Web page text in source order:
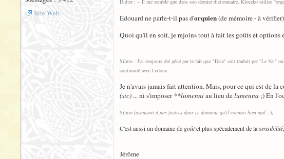
Site Web
Didier : -- Il me semble que dans son dernier dictionnaire, Kloczko utilise
Edouard ne parle-t-il pas d'orquien(de mémoire - à
Quoi qu'il en soit, je rejoins tout à fait les goûts et options
Silmo : J'ai toujours été gêné par le fait que "Dale" soit traduit par "Le Val"
continuité avec Ledoux.
Je n'avais jamais fait attention. Mais, pour ce qui est de
(sic) ... ni s'imposer**lumenniau lieu delumenna ;) En
Silmo (avançant à pas feutrés dans ce domaine qu'il connait bien mal :-))
C'est aussi un domaine de goûtet plus spécialement de lasensibilité
Jérôme